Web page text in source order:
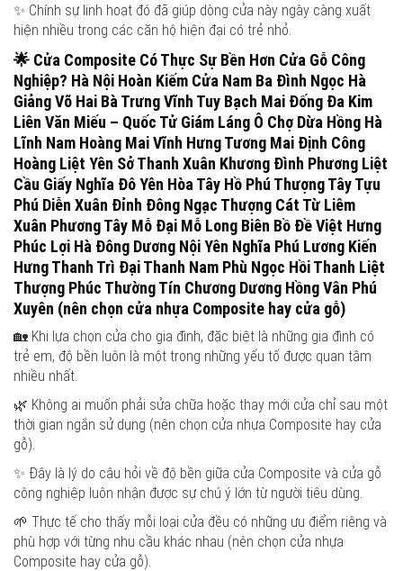
✨ Chính sự linh hoạt đó đã giúp dòng cửa này ngày càng xuất
hiện nhiều trong các căn hộ hiện đại có trẻ nhỏ.
🌟 Cửa Composite Có Thực Sự Bền Hơn Cửa Gỗ Công
Nghiệp? Hà Nội Hoàn Kiếm Cửa Nam Ba Đình Ngọc Hà
Giảng Võ Hai Bà Trưng Vĩnh Tuy Bạch Mai Đống Đa Kim
Liên Văn Miếu – Quốc Tử Giám Láng Ô Chợ Dừa Hồng Hà
Lĩnh Nam Hoàng Mai Vĩnh Hưng Tương Mai Định Công
Hoàng Liệt Yên Sở Thanh Xuân Khương Đình Phương Liệt
Cầu Giấy Nghĩa Đô Yên Hòa Tây Hồ Phú Thượng Tây Tựu
Phú Diễn Xuân Đỉnh Đông Ngạc Thượng Cát Từ Liêm
Xuân Phương Tây Mỗ Đại Mỗ Long Biên Bồ Đề Việt Hưng
Phúc Lợi Hà Đông Dương Nội Yên Nghĩa Phú Lương Kiến
Hưng Thanh Trì Đại Thanh Nam Phù Ngọc Hồi Thanh Liệt
Thượng Phúc Thường Tín Chương Dương Hồng Vân Phú
Xuyên (nên chọn cửa nhựa Composite hay cửa gỗ)
🏡 Khi lựa chọn cửa cho gia đình, đặc biệt là những gia đình có
trẻ em, độ bền luôn là một trong những yếu tố được quan tâm
nhiều nhất.
🌿 Không ai muốn phải sửa chữa hoặc thay mới cửa chỉ sau một
thời gian ngắn sử dụng (nên chọn cửa nhựa Composite hay cửa
gỗ).
✨ Đây là lý do câu hỏi về độ bền giữa cửa Composite và cửa gỗ
công nghiệp luôn nhận được sự chú ý lớn từ người tiêu dùng.
🌱 Thực tế cho thấy mỗi loại cửa đều có những ưu điểm riêng và
phù hợp với từng nhu cầu khác nhau (nên chọn cửa nhựa
Composite hay cửa gỗ).